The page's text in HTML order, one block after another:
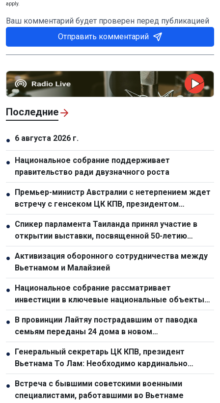
apply.
Ваш комментарий будет проверен перед публикацией
Отправить комментарий
Последние
● 6 августа 2026 г.
● Национальное собрание поддерживает
правительство ради двузначного роста
● Премьер-министр Австралии с нетерпением ждет
встречу с генсеком ЦК КПВ, президентом
Вьетнама То Ламом
● Спикер парламента Таиланда принял участие в
открытии выставки, посвященной 50-летию
отношений с Вьетнамом
● Активизация оборонного сотрудничества между
Вьетнамом и Малайзией
● Национальное собрание рассматривает
инвестиции в ключевые национальные объекты
для стимулирования экономического роста
● В провинции Лайтяу пострадавшим от паводка
семьям переданы 24 дома в новом
переселенческом посёлке
● Генеральный секретарь ЦК КПВ, президент
Вьетнама То Лам: Необходимо кардинально
обновить планирование и организационную работу
по развитию инфраструктуры
● Встреча с бывшими советскими военными
специалистами, работавшими во Вьетнаме